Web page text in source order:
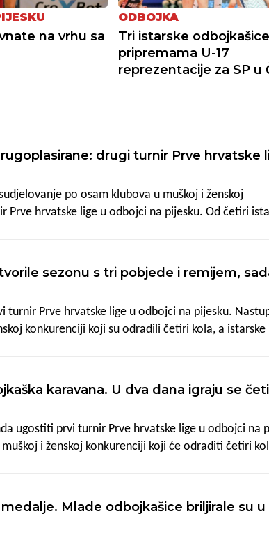
na vrhu sa
ODBOJKA
Tri istarske
pripremama U-17
reprezentacije za SP u
drugi turnir Prve hrvatske
po osam klubova u muškoj i ženskoj
Prve hrvatske lige u odbojci na pijesku. Od četiri
iskoristile domaći teren i na četiri susreta
i jedan remi te na splitsko okupljanje stižu kao
iza stopostotnog Žnjana.
sezonu s tri pobjede i remijem,
turnir Prve hrvatske lige u odbojci na pijesku.
konkurenciji koji su odradili četiri kola, a istarske
Štinjanke koje su upisale tri pobjede i jedan
na drugom mjestu, s bodom zaostatka za
branitelja naslova, zagrebačkog Sigeta. Iva
pobjede, tri u paru s Doroteom Ćosić i jednu
karavana. U dva dana igraju se
ugostiti prvi turnir Prve hrvatske lige u odbojci na
i ženskoj konkurenciji koji će odraditi četiri
dok će završnom turniru domaćin biti Zagreb i na
preostalih šest kola. Poput prethodne tri godine,
svoja predstavnika na prvenstvu. Štinjan će "loviti"
Mlade odbojkašice briljirale su u